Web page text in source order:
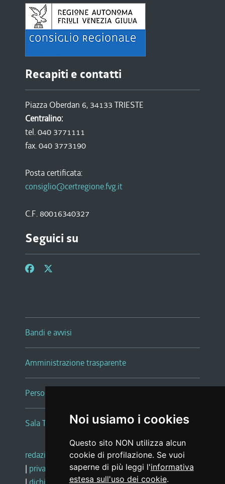
Noi usiamo i cookies
Questo sito NON utilizza alcun
cookie di profilazione. Se vuoi
saperne di più leggi l'informativa
estesa sull'uso dei cookie.
Recapiti e contatti
Piazza Oberdan 6, 34133 TRIESTE
Centralino:
tel. 040 3771111
fax. 040 3773190
Posta certificata:
consiglio@certregione.fvg.it
C.F. 80016340327
Seguici su
Bandi e avvisi
Amministrazione trasparente
Persone e Uffici
Sala Tiziano Tessitori
redazione web |note legali |glossario
| privacy
social media policy